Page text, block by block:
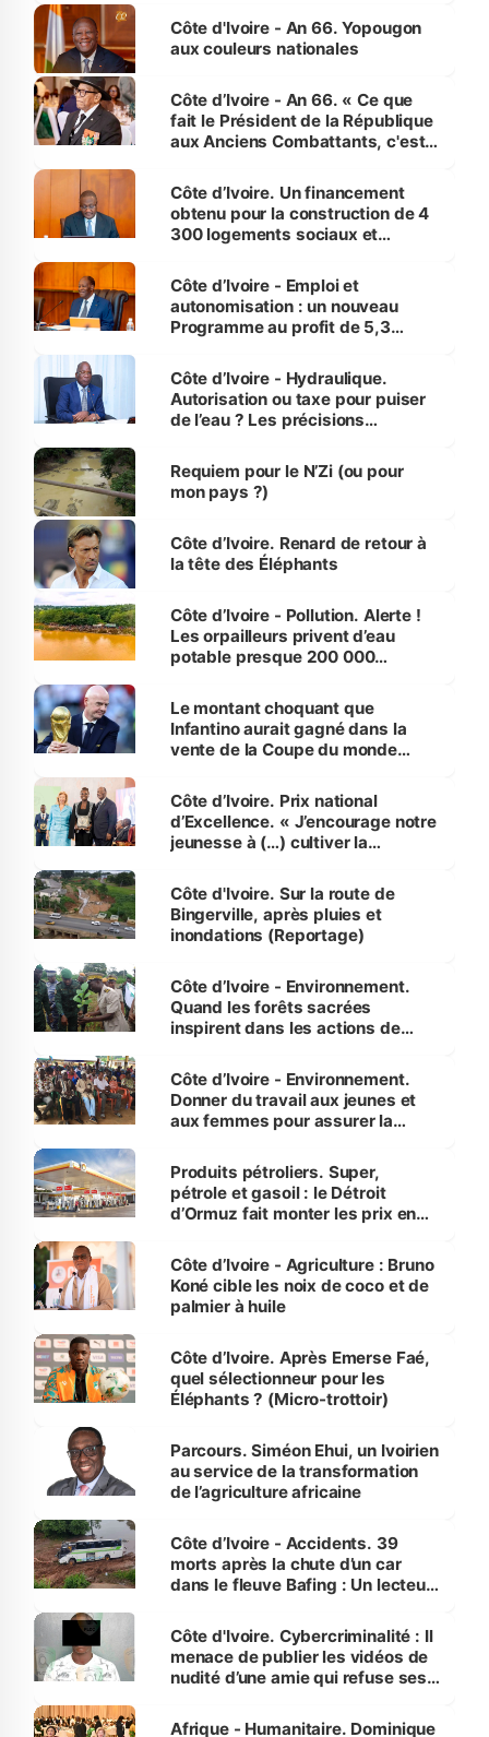
l'Etat de droit pour préserver les
vies humaines »
Côte d'Ivoire - An 66. Yopougon
aux couleurs nationales
Côte d’Ivoire - An 66. « Ce que
fait le Président de la République
aux Anciens Combattants, c'est
Côte d’Ivoire. Un financement
obtenu pour la construction de 4
300 logements sociaux et
et Yamoussoukro
Côte d’Ivoire - Emploi et
autonomisation : un nouveau
Programme au profit de 5,3
Côte d’Ivoire - Hydraulique.
Autorisation ou taxe pour puiser
de l’eau ? Les précisions
Requiem pour le N’Zi (ou pour
mon pays ?)
Côte d’Ivoire. Renard de retour à
la tête des Éléphants
Côte d’Ivoire - Pollution. Alerte !
Les orpailleurs privent d’eau
potable presque 200 000
Le montant choquant que
Infantino aurait gagné dans la
vente de la Coupe du monde
Côte d’Ivoire. Prix national
d’Excellence. « J’encourage notre
jeunesse à (…) cultiver la
(Alassane Ouattara
Côte d'Ivoire. Sur la route de
Bingerville, après pluies et
inondations (Reportage)
Côte d’Ivoire - Environnement.
Quand les forêts sacrées
inspirent dans les actions de
Côte d’Ivoire - Environnement.
Donner du travail aux jeunes et
aux femmes pour assurer la
menacées
Produits pétroliers. Super,
pétrole et gasoil : le Détroit
d’Ormuz fait monter les prix en
Côte d’Ivoire - Agriculture : Bruno
Koné cible les noix de coco et de
palmier à huile
Côte d’Ivoire. Après Emerse Faé,
quel sélectionneur pour les
Éléphants ? (Micro-trottoir)
Parcours. Siméon Ehui, un Ivoirien
au service de la transformation
de l’agriculture africaine
Côte d’Ivoire - Accidents. 39
morts après la chute d’un car
dans le fleuve Bafing : Un lecteur
des Transports
Côte d'Ivoire. Cybercriminalité : Il
menace de publier les vidéos de
nudité d’une amie qui refuse ses
Afrique - Humanitaire. Dominique